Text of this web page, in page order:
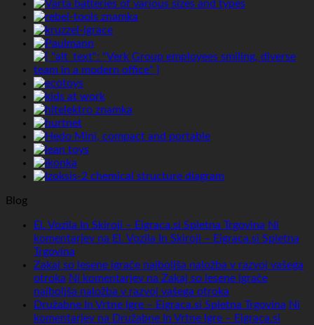
Blog
El. Vozila In Skiroji – Eigraca.si Spletna Trgovina Ni
komentarjev na El. Vozila In Skiroji – Eigraca.si Spletna
Trgovina
Zakaj so lesene igrače najboljša naložba v razvoj vašega
otroka Ni komentarjev na Zakaj so lesene igrače
najboljša naložba v razvoj vašega otroka
Družabne In Vrtne Igre – Eigraca.si Spletna Trgovina Ni
komentarjev na Družabne In Vrtne Igre – Eigraca.si